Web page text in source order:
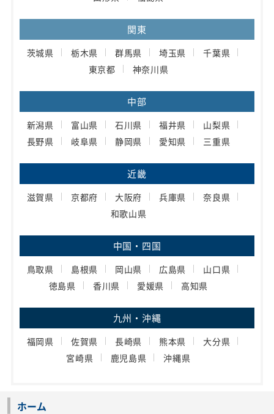
関東
茨城県 栃木県 群馬県 埼玉県
千葉県
東京都
神奈川県
中部
新潟県 富山県 石川県 福井県
山梨県
長野県
岐阜県 静岡県 愛知県 三重県
近畿
滋賀県 京都府 大阪府 兵庫県
奈良県
和歌山県
中国・四国
鳥取県 島根県 岡山県 広島県
山口県
徳島県
香川県 愛媛県 高知県
九州・沖縄
福岡県 佐賀県 長崎県 熊本県
大分県
宮崎県
鹿児島県 沖縄県
ホーム